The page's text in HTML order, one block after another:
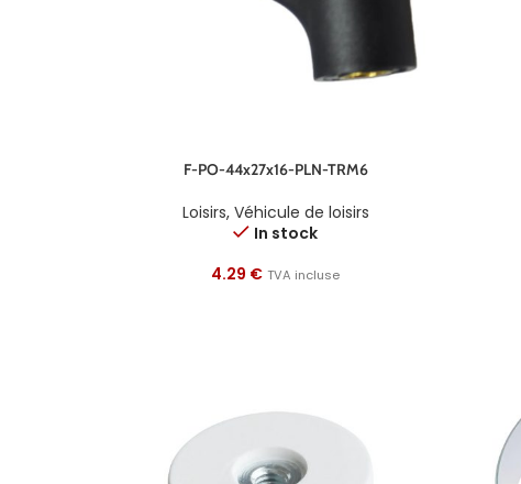
F-PO-44x27x16-PLN-TRM6
Loisirs, Véhicule de loisirs
In stock
4.29 € TVA incluse